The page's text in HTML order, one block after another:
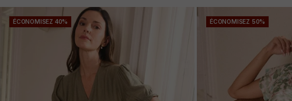
ÉCONOMISEZ 40% ÉCONOMISEZ 50%